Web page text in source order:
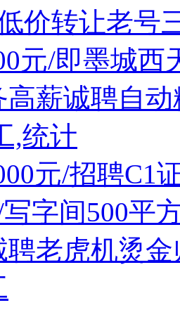
价转让老号
元/即墨城
高薪诚聘自
,统计
元/招聘C1
字间500平
聘老虎机烫